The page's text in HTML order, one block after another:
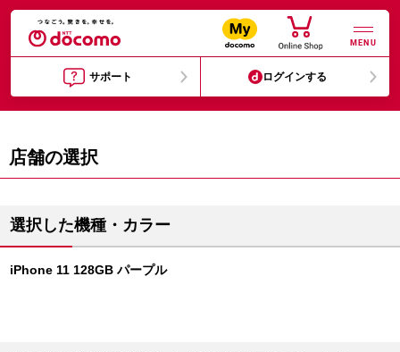
MENU
サポート ログインする
店舗の選択
選択した機種・カラー
iPhone 11 128GB パープル